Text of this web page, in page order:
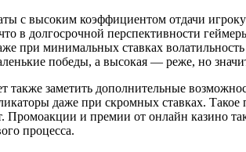
с высоким коэффициентом отдачи
в долгосрочной перспективности
при минимальных ставках волатильность
победы, а высокая — реже, но
также заметить дополнительные
даже при скромных ставках.
Промоакции и премии от онлайн казино
процесса.